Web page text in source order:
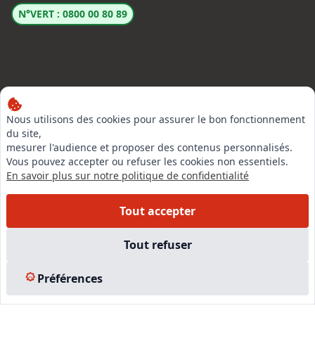
Nous utilisons des cookies pour assurer le bon fonctionnement
du site,
mesurer l'audience et proposer des contenus personnalisés.
Vous pouvez accepter ou refuser les cookies non essentiels.
En savoir plus sur notre politique de confidentialité
Tout accepter
Tout refuser
Préférences
N°VERT : 0800 00 80 89
LinkedIn
Instagram
Facebook
Nous rejoindre
Autres missions